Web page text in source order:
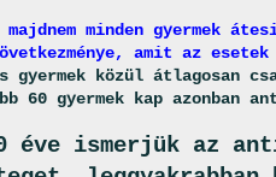
minden gyermek
amit az
gyermek közül átlagosan
60 gyermek kap azonban
éve ismerjük az